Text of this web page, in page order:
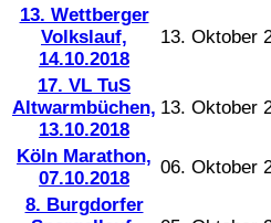
13. Wettberger
Volkslauf,
14.10.2018
13. Oktober
17. VL TuS
Altwarmbüchen,
13.10.2018
13. Oktober
Köln Marathon,
07.10.2018
06. Oktober
8. Burgdorfer